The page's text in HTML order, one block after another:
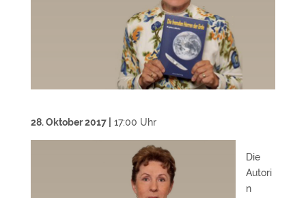
28. Oktober 2017 | 17:00 Uhr
Die
Autori
n